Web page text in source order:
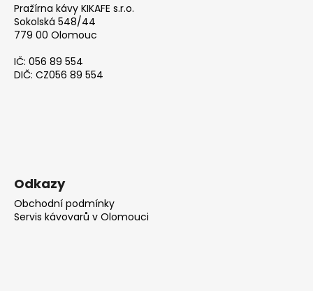
Pražírna kávy KIKAFE s.r.o.
Sokolská 548/44
779 00 Olomouc
IČ: 056 89 554
DIČ: CZ056 89 554
Odkazy
Obchodní podmínky
Servis kávovarů v Olomouci